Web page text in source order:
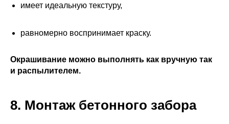
имеет идеальную текстуру,
равномерно воспринимает краску.
Окрашивание можно выполнять как вручную так
и распылителем.
8. Монтаж бетонного забора